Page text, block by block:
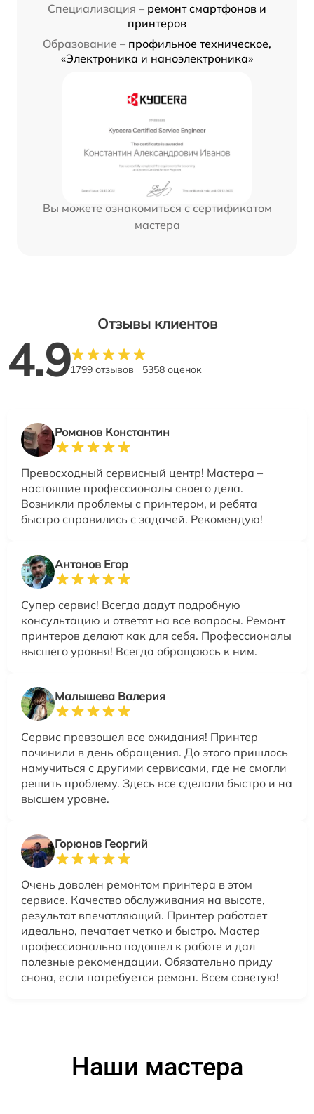
Специализация – ремонт смартфонов и
принтеров
Образование – профильное техническое,
«Электроника и наноэлектроника»
Вы можете ознакомиться с сертификатом
мастера
Отзывы клиентов
4.91799 отзывов 5358 оценок
Романов Константин
Превосходный сервисный центр! Мастера –
настоящие профессионалы своего дела.
Возникли проблемы с принтером, и ребята
быстро справились с задачей. Рекомендую!
Антонов Егор
Супер сервис! Всегда дадут подробную
консультацию и ответят на все вопросы. Ремонт
принтеров делают как для себя. Профессионалы
высшего уровня! Всегда обращаюсь к ним.
Малышева Валерия
Сервис превзошел все ожидания! Принтер
починили в день обращения. До этого пришлось
намучиться с другими сервисами, где не смогли
решить проблему. Здесь все сделали быстро и на
высшем уровне.
Горюнов Георгий
Очень доволен ремонтом принтера в этом
сервисе. Качество обслуживания на высоте,
результат впечатляющий. Принтер работает
идеально, печатает четко и быстро. Мастер
профессионально подошел к работе и дал
полезные рекомендации. Обязательно приду
снова, если потребуется ремонт. Всем советую!
Наши мастера